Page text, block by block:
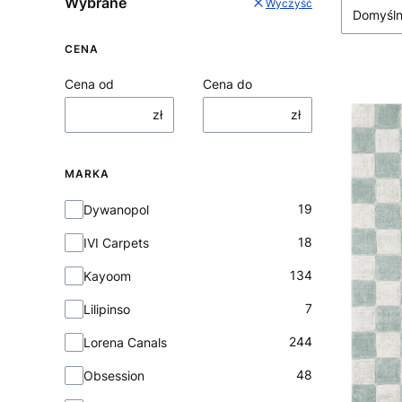
Wyczyść
CENA
Cena od
zł
Cena do
zł
MARKA
Marka
Dywanopol 19
IVI Carpets 18
Kayoom 134
Lilipinso 7
Lorena Canals 244
Obsession 48